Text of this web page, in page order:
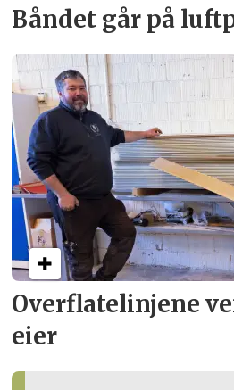
Overflate­linjene
eier
Båndet går på